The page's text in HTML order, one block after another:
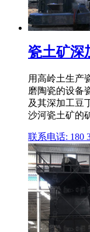
瓷土矿深
用高岭土生产
磨陶瓷的设备
及其深加工豆
沙河瓷土矿的
联系电话: 180